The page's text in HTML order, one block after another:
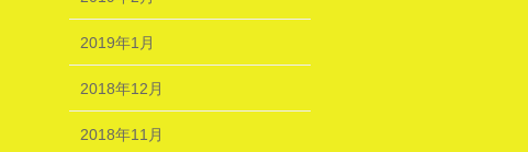
2019年1月
2018年12月
2018年11月